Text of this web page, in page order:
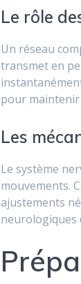
Le rôle
Un réseau
transmet en
pour
Les
Le système
mouvements.
ajustements
neurologiques